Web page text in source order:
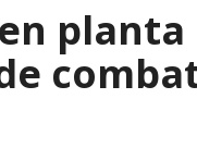
planta